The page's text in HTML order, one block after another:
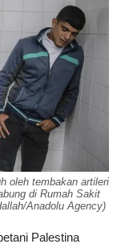
oleh tembakan artileri
di Rumah Sakit
Anadolu Agency)
Palestina